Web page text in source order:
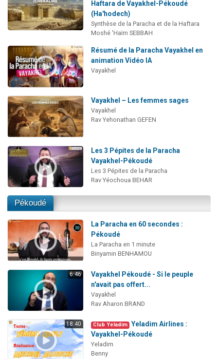
Haftara de Vayakhel-Pékoudé
(Ha'hodech)
Synthèse de la Paracha et de la Haftara
Moshé 'Haïm SEBBAH
Résumé de la Paracha Vayakhel en
animation Vidéo IA
Vayakhel
Vayakhel – Les femmes sages
Vayakhel
Rav Yehonathan GEFEN
Les 3 Pépites de la Paracha
Vayakhel-Pékoudé
Les 3 Pépites de la Paracha
Rav Yéochoua BEHAR
Pékoudé
La Paracha en 60 secondes :
Pékoudé
La Paracha en 1 minute
Binyamin BENHAMOU
6:46
Vayakhel Pékoudé - Si le peuple
n'avait pas offert...
Vayakhel
Rav Aharon BRAND
18:40 Club Yeladim
Yeladim Airlines :
Vayakhel-Pékoudé
Yeladim
Benny